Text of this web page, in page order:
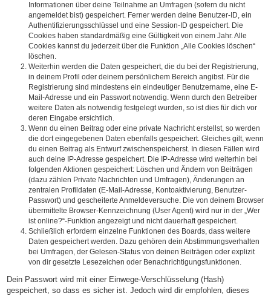
Informationen über deine Teilnahme an Umfragen (sofern du nicht
angemeldet bist) gespeichert. Ferner werden deine Benutzer-ID, ein
Authentifizierungsschlüssel und eine Session-ID gespeichert. Die
Cookies haben standardmäßig eine Gültigkeit von einem Jahr. Alle
Cookies kannst du jederzeit über die Funktion „Alle Cookies löschen“
löschen.
Weiterhin werden die Daten gespeichert, die du bei der Registrierung,
in deinem Profil oder deinem persönlichem Bereich angibst. Für die
Registrierung sind mindestens ein eindeutiger Benutzername, eine E-
Mail-Adresse und ein Passwort notwendig. Wenn durch den Betreiber
weitere Daten als notwendig festgelegt wurden, so ist dies für dich vor
deren Eingabe ersichtlich.
Wenn du einen Beitrag oder eine private Nachricht erstellst, so werden
die dort eingegebenen Daten ebenfalls gespeichert. Gleiches gilt, wenn
du einen Beitrag als Entwurf zwischenspeicherst. In diesen Fällen wird
auch deine IP-Adresse gespeichert. Die IP-Adresse wird weiterhin bei
folgenden Aktionen gespeichert: Löschen und Ändern von Beiträgen
(dazu zählen Private Nachrichten und Umfragen), Änderungen an
zentralen Profildaten (E-Mail-Adresse, Kontoaktivierung, Benutzer-
Passwort) und gescheiterte Anmeldeversuche. Die von deinem Browser
übermittelte Browser-Kennzeichnung (User Agent) wird nur in der „Wer
ist online?“-Funktion angezeigt und nicht dauerhaft gespeichert.
Schließlich erfordern einzelne Funktionen des Boards, dass weitere
Daten gespeichert werden. Dazu gehören dein Abstimmungsverhalten
bei Umfragen, der Gelesen-Status von deinen Beiträgen oder explizit
von dir gesetzte Lesezeichen oder Benachrichtigungsfunktionen.
Dein Passwort wird mit einer Einwege-Verschlüsselung (Hash)
gespeichert, so dass es sicher ist. Jedoch wird dir empfohlen, dieses